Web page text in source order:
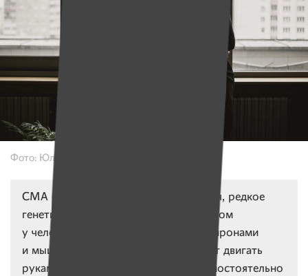
Фото: Юлия Карпенко для ИМЕН
СМА — спинально-мышечная атрофия, редкое
генетическое заболевание, при котором
у человека теряются связи между нейронами
и мышцами, он постепенно перестает двигать
руками и ногами, ходить, сидеть, самостоятельно